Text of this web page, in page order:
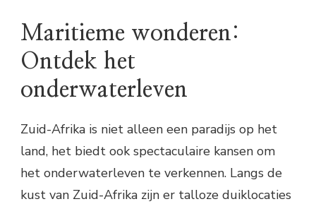
Maritieme wonderen:
Ontdek het
onderwaterleven
Zuid-Afrika is niet alleen een paradijs op het
land, het biedt ook spectaculaire kansen om
het onderwaterleven te verkennen. Langs de
kust van Zuid-Afrika zijn er talloze duiklocaties